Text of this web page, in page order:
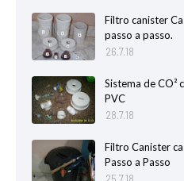
Filtro canister
passo a passo.
26.7.18
Sistema de CO²
PVC
28.7.18
Filtro Canister
Passo a Passo